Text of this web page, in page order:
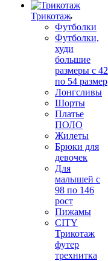
Трикотаж
Футболки
Футболки,
худи
большие
размеры с 42
по 54 размер
Лонгсливы
Шорты
Платье
ПОЛО
Жилеты
Брюки для
девочек
Для
малышей с
98 по 146
рост
Пижамы
CITY
Трикотаж
футер
трехнитка